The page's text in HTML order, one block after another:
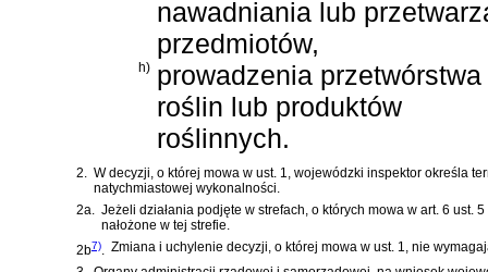
nawadniania lub
przedmiotów,
h) prowadzenia przetwórstwa
roślin lub produktów
roślinnych.
2.
W decyzji, o której mowa w ust. 1, wojewódzki inspektor określa
natychmiastowej wykonalności.
2a.
Jeżeli działania podjęte w strefach, o których mowa w art. 6
nałożone w tej strefie.
2b7)
Zmiana i uchylenie decyzji, o której mowa w ust. 1, nie